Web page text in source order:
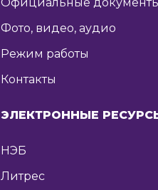
Фото, видео, аудио
Режим работы
Контакты
ЭЛЕКТРОННЫЕ
НЭБ
Литрес